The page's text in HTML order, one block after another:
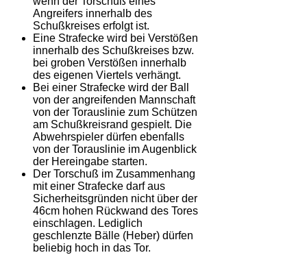
Angreifers innerhalb des
Schußkreises erfolgt ist.
Eine Strafecke wird bei Verstößen
innerhalb des Schußkreises bzw.
bei groben Verstößen innerhalb
des eigenen Viertels verhängt.
Bei einer Strafecke wird der Ball
von der angreifenden Mannschaft
von der Torauslinie zum Schützen
am Schußkreisrand gespielt. Die
Abwehrspieler dürfen ebenfalls
von der Torauslinie im Augenblick
der Hereingabe starten.
Der Torschuß im Zusammenhang
mit einer Strafecke darf aus
Sicherheitsgründen nicht über der
46cm hohen Rückwand des Tores
einschlagen. Lediglich
geschlenzte Bälle (Heber) dürfen
beliebig hoch in das Tor.